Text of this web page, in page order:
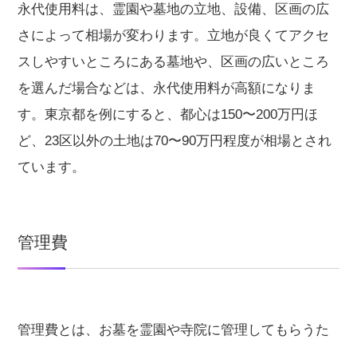
永代使用料は、霊園や墓地の立地、設備、区画の広
さによって相場が変わります。立地が良くてアクセ
スしやすいところにある墓地や、区画の広いところ
を選んだ場合などは、永代使用料が高額になりま
す。東京都を例にすると、都心は150〜200万円ほ
ど、23区以外の土地は70〜90万円程度が相場とされ
ています。
管理費
管理費とは、お墓を霊園や寺院に管理してもらうた